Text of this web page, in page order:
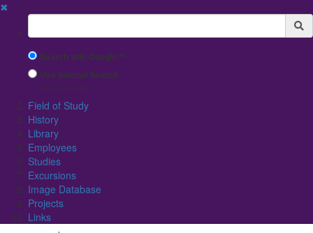
✖
Suchbegriff
Search with Google™
Use Internal Search
(limited result quality)
Field of Study
History
Library
Employees
Studies
Excursions
Image Database
Projects
Links